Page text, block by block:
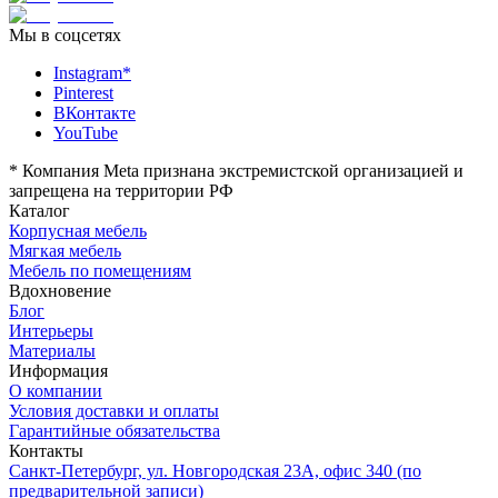
Мы в соцсетях
Instagram*
Pinterest
ВКонтакте
YouTube
* Компания Meta признана экстремистской организацией и
запрещена на территории РФ
Каталог
Корпусная мебель
Мягкая мебель
Мебель по помещениям
Вдохновение
Блог
Интерьеры
Материалы
Информация
О компании
Условия доставки и оплаты
Гарантийные обязательства
Контакты
Санкт-Петербург, ул. Новгородская 23А, офис 340 (по
предварительной записи)